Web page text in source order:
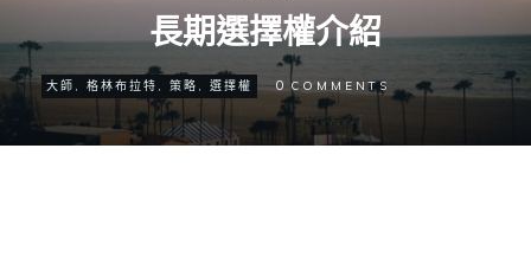
長期選擇權介紹
大師 格林布拉特 策略 選擇權 0 COMMENTS